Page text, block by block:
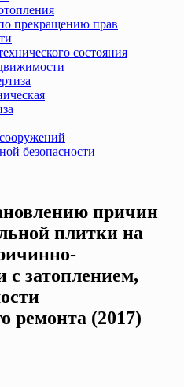
прекращению прав
состояния
безопасности
причин
плитки на
с затоплением,
ремонта (2017)